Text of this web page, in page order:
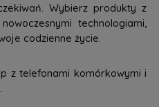
Wybierz produkty z
technologiami,
codzienne życie.
z telefonami komórkowymi i